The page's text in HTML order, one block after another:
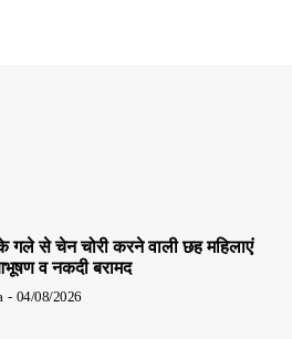
गले से चेन चोरी करने वाली छह महिलाएं
व नकदी बरामद
- 04/08/2026